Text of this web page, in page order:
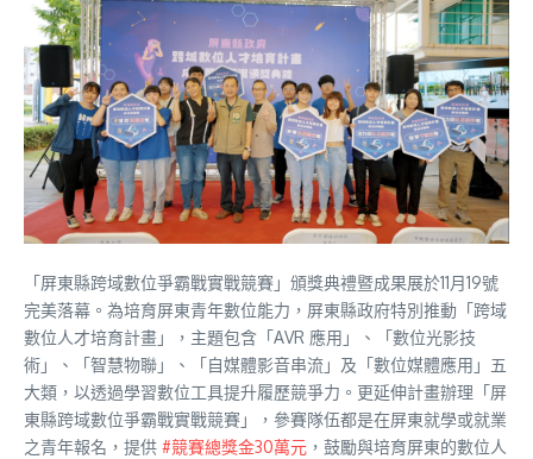
「屏東縣跨域數位爭霸戰實戰競賽」頒獎典禮暨成果展於11月19號
完美落幕。為培育屏東青年數位能力，屏東縣政府特別推動「跨域
數位人才培育計畫」，主題包含「AVR 應用」、「數位光影技
術」、「智慧物聯」、「自媒體影音串流」及「數位媒體應用」五
大類，以透過學習數位工具提升履歷競爭力。更延伸計畫辦理「屏
東縣跨域數位爭霸戰實戰競賽」，參賽隊伍都是在屏東就學或就業
之青年報名，提供 #競賽總獎金30萬元 ，鼓勵與培育屏東的數位人